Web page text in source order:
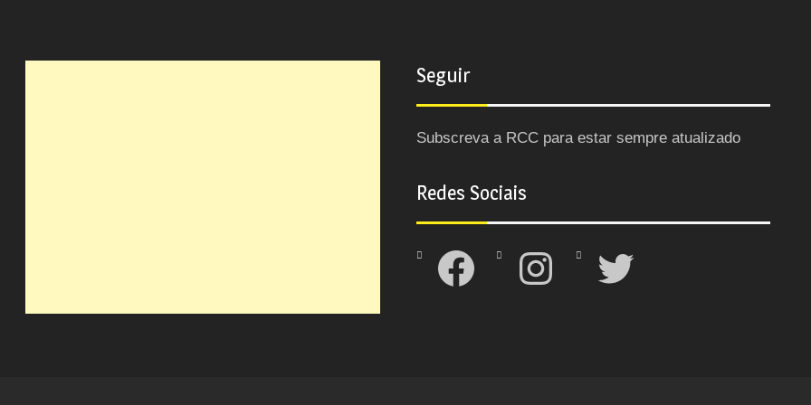
Seguir
Subscreva a RCC para estar sempre atualizado
Redes Sociais
Facebook Instagram Twitter